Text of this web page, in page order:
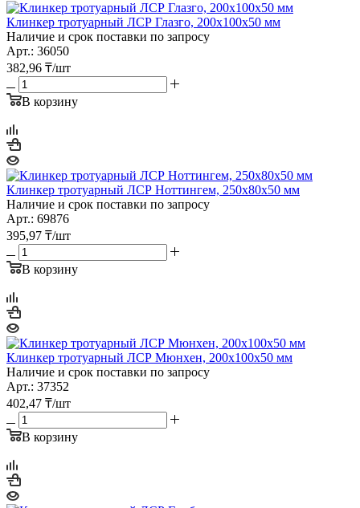
Клинкер тротуарный ЛСР Глазго, 200х100х50 мм
Наличие и срок поставки по запросу
Арт.: 36050
382,96 ₸/шт
В корзину
Клинкер тротуарный ЛСР Ноттингем, 250х80х50 мм
Наличие и срок поставки по запросу
Арт.: 69876
395,97 ₸/шт
В корзину
Клинкер тротуарный ЛСР Мюнхен, 200х100х50 мм
Наличие и срок поставки по запросу
Арт.: 37352
402,47 ₸/шт
В корзину